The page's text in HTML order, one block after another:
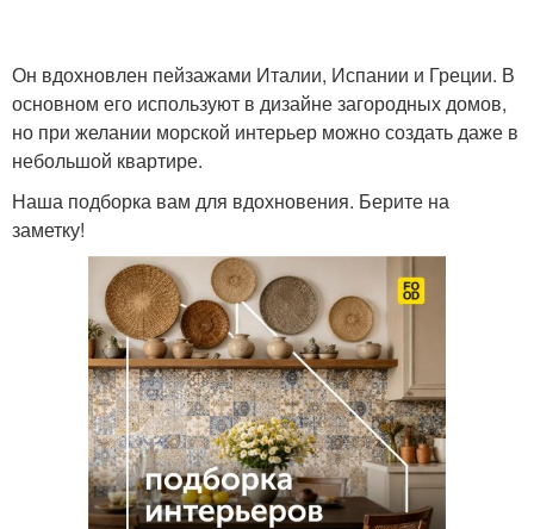
Он вдохновлен пейзажами Италии, Испании и Греции. В
основном его используют в дизайне загородных домов,
но при желании морской интерьер можно создать даже в
небольшой квартире.
Наша подборка вам для вдохновения. Берите на
заметку!